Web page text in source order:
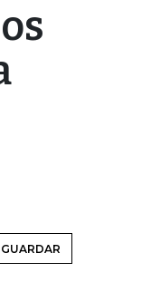
GUARDAR